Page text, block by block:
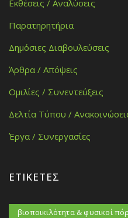
Εκθέσεις / Αναλύσεις
Παρατηρητήρια
Δημόσιες Διαβουλεύσεις
Άρθρα / Απόψεις
Ομιλίες / Συνεντεύξεις
Δελτία Τύπου /
Έργα / Συνεργασίες
ΕΤΙΚΈΤΕΣ
βιοποικιλότητα & φυσικοί